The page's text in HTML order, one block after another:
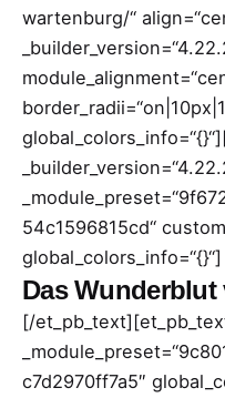
wartenburg/“
54c1596815cd“
global_colors_info=“{}“]
Das
[/
c7d2970ff7a5″